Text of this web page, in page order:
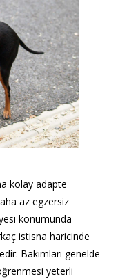
kolay adapte
az egzersiz
konumunda
istisna haricinde
Bakımları genelde
yeterli